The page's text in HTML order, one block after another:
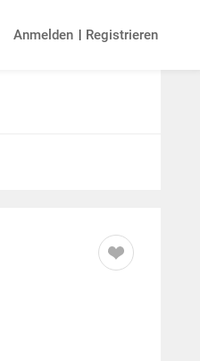
Anmelden | Registrieren